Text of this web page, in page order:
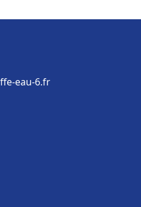
eau-6.fr